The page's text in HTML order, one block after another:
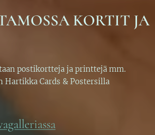
KORTIT JA
postikortteja ja printtejä mm.
Hartikka Cards & Postersilla